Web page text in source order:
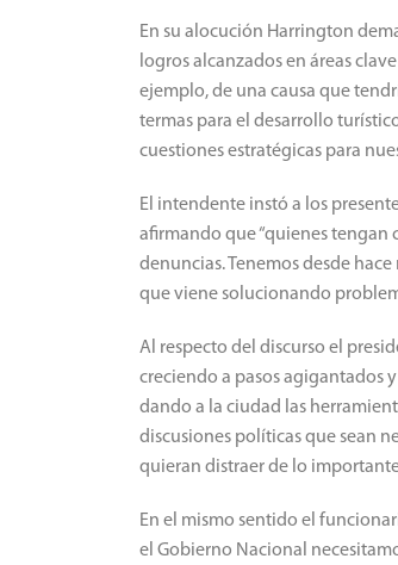
En su alocución Harrington
logros alcanzados en áreas
ejemplo, de una causa que
termas para el desarrollo
cuestiones estratégicas para
El intendente instó a los
afirmando que “quienes tengan
denuncias.Tenemos desde
que viene solucionando
Al respecto del discurso el
creciendo a pasos agigantados
dando a la ciudad las
discusiones políticas que sean
quieran distraer de lo
En el mismo sentido el
el Gobierno Nacional